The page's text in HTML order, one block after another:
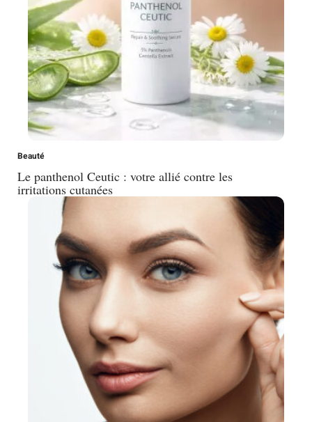
Beauté
Le panthenol Ceutic : votre allié contre les
irritations cutanées